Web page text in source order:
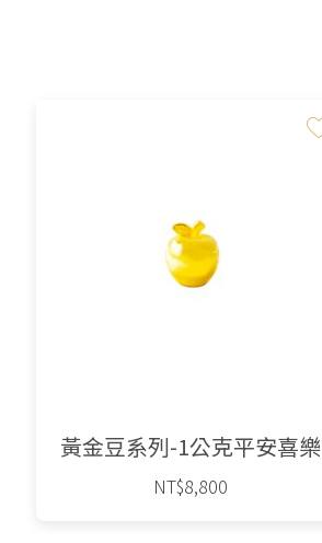
黃金豆系列-1公克平安喜樂
NT$8,800